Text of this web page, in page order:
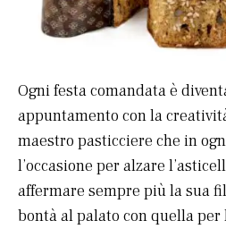
Ogni festa comandata è
appuntamento con la
maestro pasticciere che in
l’occasione per alzare
affermare sempre più la sua
bontà al palato con quella per